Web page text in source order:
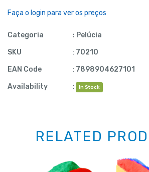
Faça o login para ver os preços
Categoria : Pelúcia
SKU
: 70210
EAN Code
: 7898904627101
Availability
: In Stock
RELATED